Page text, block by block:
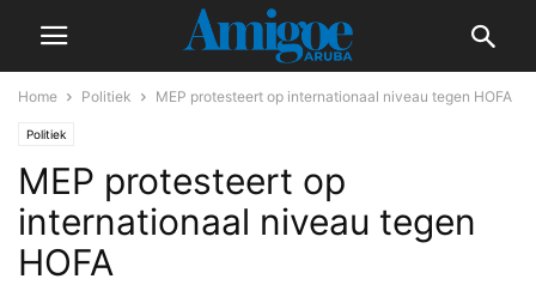
Home Politiek MEP protesteert op internationaal niveau tegen HOFA
Politiek
MEP protesteert op
internationaal niveau tegen
HOFA